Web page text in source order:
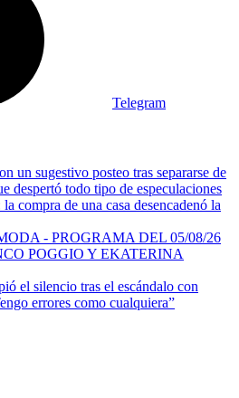
Telegram
un sugestivo posteo tras separarse de
despertó todo tipo de especulaciones
compra de una casa desencadenó la
- PROGRAMA DEL 05/08/26
POGGIO Y EKATERINA
el silencio tras el escándalo con
errores como cualquiera”